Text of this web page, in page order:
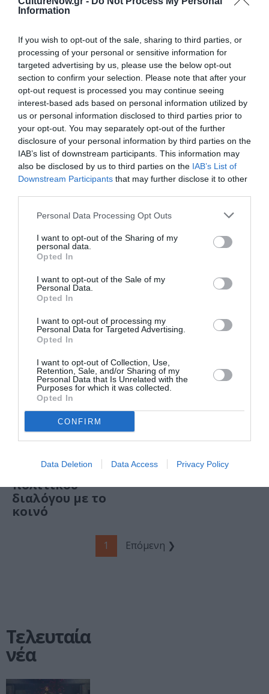
Information
If you wish to opt-out of the sale, sharing to third parties, or
processing of your personal or sensitive information for
targeted advertising by us, please use the below opt-out
section to confirm your selection. Please note that after your
opt-out request is processed you may continue seeing
interest-based ads based on personal information utilized by
us or personal information disclosed to third parties prior to
your opt-out. You may separately opt-out of the further
disclosure of your personal information by third parties on the
IAB’s list of downstream participants. This information may
also be disclosed by us to third parties on the IAB’s List of
Downstream Participants that may further disclose it to other
Personal Data Processing Opt Outs
I want to opt-out of the Sharing of my
personal data.
Opted In
I want to opt-out of the Sale of my
Personal Data.
Opted In
I want to opt-out of processing my
Personal Data for Targeted Advertising.
Opted In
I want to opt-out of Collection, Use,
Retention, Sale, and/or Sharing of my
Personal Data that Is Unrelated with the
Purposes for which it was collected.
Opted In
CONFIRM
Data Deletion Data Access Privacy Policy
Γιώργος
Τελτζίδης: Τα
γεωπολιτικά
παιχνίδια και ο
καπιταλισμός
επηρεάζουν το
φαγητό που μας
σερβίρεται
ΣΙΝΕΜΑ / ΣΥΝΕΝΤΕΥΞΕΙΣ
Κατερίνα
Μαραγκουδάκη:
Ο άνθρωπος
αποτελεί μέτρο
για την αξία
όλων των
πραγμάτων
ΣΙΝΕΜΑ / ΣΥΝΕΝΤΕΥΞΕΙΣ
ΦΥΤΑ: Ο
ORFEAS2021 είναι
και ένα
μεταδομιστικό
πείραμα
πολιτικού
διαλόγου με το
κοινό
ελευθερία να
είναι η γνώση
1 Επόμενη ❯
Τελευταία
νέα